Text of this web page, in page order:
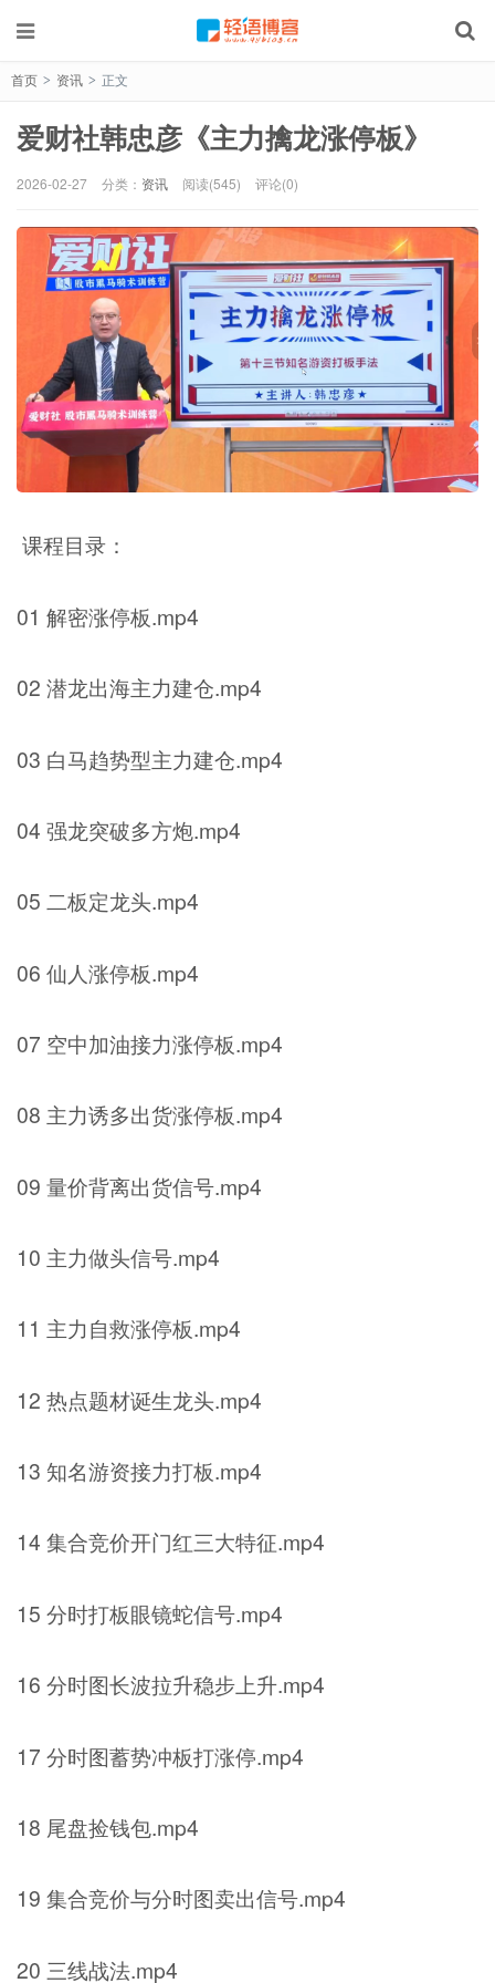
首页 > 资讯 > 正文
爱财社韩忠彦《主力擒龙涨停板》
2026-02-27 分类： 资讯 阅读(545) 评论(0)
课程目录：
01 解密涨停板.mp4
02 潜龙出海主力建仓.mp4
03 白马趋势型主力建仓.mp4
04 强龙突破多方炮.mp4
05 二板定龙头.mp4
06 仙人涨停板.mp4
07 空中加油接力涨停板.mp4
08 主力诱多出货涨停板.mp4
09 量价背离出货信号.mp4
10 主力做头信号.mp4
11 主力自救涨停板.mp4
12 热点题材诞生龙头.mp4
13 知名游资接力打板.mp4
14 集合竞价开门红三大特征.mp4
15 分时打板眼镜蛇信号.mp4
16 分时图长波拉升稳步上升.mp4
17 分时图蓄势冲板打涨停.mp4
18 尾盘捡钱包.mp4
19 集合竞价与分时图卖出信号.mp4
20 三线战法.mp4